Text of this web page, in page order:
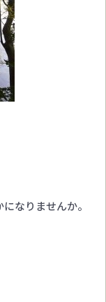
なりませんか。